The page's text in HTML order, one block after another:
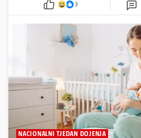
3
NACIONALNI TJEDAN DOJENJA